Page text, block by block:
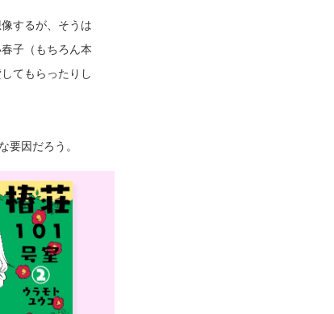
するが、そうは
子（もちろん本
てもらったりし
因だろう。